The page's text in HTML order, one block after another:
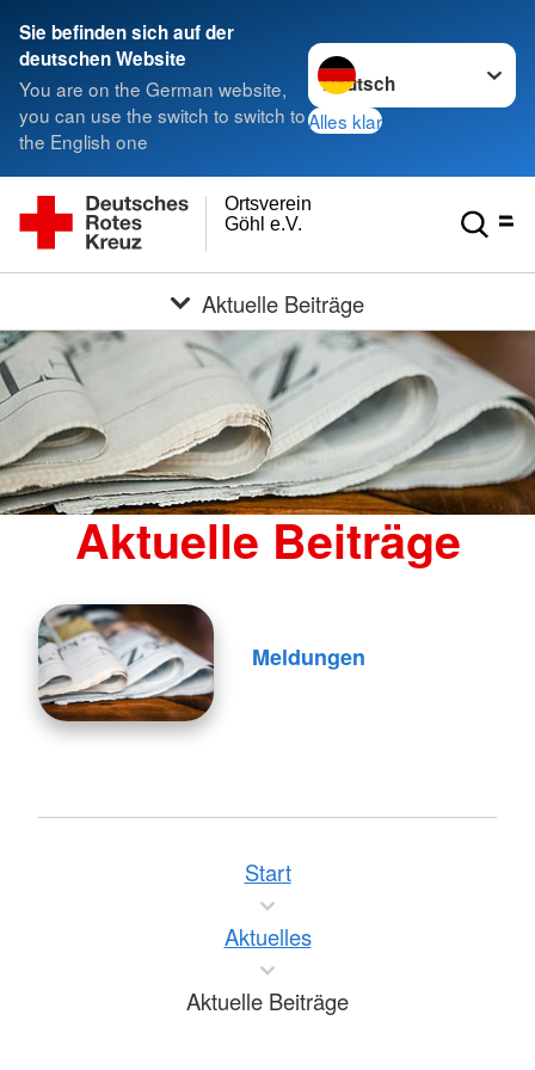
Sie befinden sich auf der
deutschen Website
You are on the German website,
you can use the switch to switch to
the English one
Sprache wechseln zu
Alles klar
Göhl e.V.
Ortsverein
Aktuelle Beiträge
Aktuelle Beiträge
Meldungen
Start
Aktuelles
Aktuelle Beiträge